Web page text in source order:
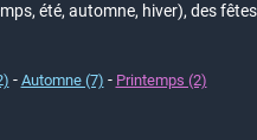
été, automne, hiver), des
- Automne (7) - Printemps (2)